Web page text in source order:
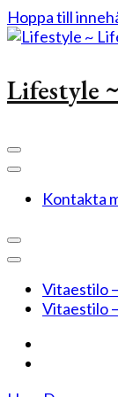
Hoppa till
Lifestyle
Kontakta
Vitaestilo
Vitaestilo